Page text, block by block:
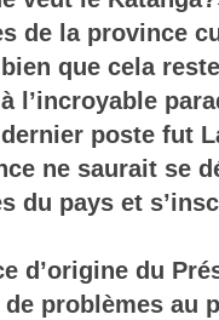
de la province
que cela
l’incroyable
poste fut
ne saurait se
du pays et
d’origine du
problèmes au